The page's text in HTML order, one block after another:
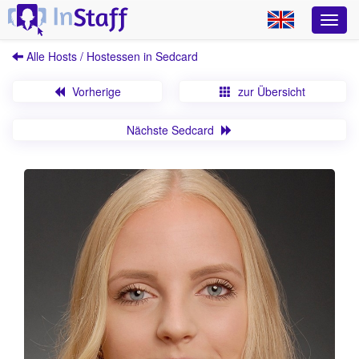
Alle Hosts / Hostessen in Sedcard
Vorherige zur Übersicht
Nächste Sedcard